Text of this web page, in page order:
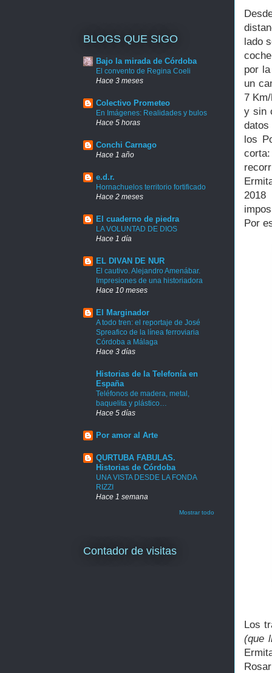
lado
por
un
7
y sin
los
Por
Los
(que
BLOGS QUE SIGO
Bajo la mirada de Córdoba
El convento de Regina Coeli
Hace 3 meses
Colectivo Prometeo
En Imágenes: Realidades y bulos
Hace 5 horas
Conchi Carnago
Hace 1 año
e.d.r.
Hornachuelos territorio fortificado
Hace 2 meses
El cuaderno de piedra
LA VOLUNTAD DE DIOS
Hace 1 día
EL DIVAN DE NUR
El cautivo. Alejandro Amenábar.
Impresiones de una historiadora
Hace 10 meses
El Marginador
A todo tren: el reportaje de José
Spreafico de la línea ferroviaria
Córdoba a Málaga
Hace 3 días
Historias de la Telefonía en
España
Teléfonos de madera, metal,
baquelita y plástico…
Hace 5 días
Por amor al Arte
QURTUBA FABULAS.
Historias de Córdoba
UNA VISTA DESDE LA FONDA
RIZZI
Hace 1 semana
Mostrar todo
Contador de visitas